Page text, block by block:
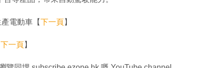
電動車【下一頁】
下一頁】